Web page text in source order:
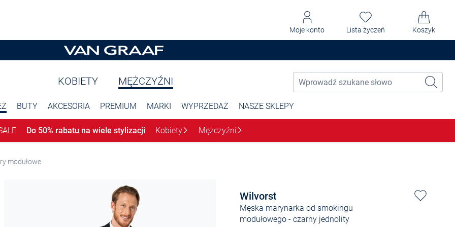
Moje konto Lista życzeń Koszyk
KOBIETY MĘŻCZYŹNI
BUTY AKCESORIA PREMIUM MARKI WYPRZEDAŻ NASZE SKLEPY
Do 50% rabatu na wiele stylizacji Kobiety Mężczyźni
modułowe
Wilvorst
Męska marynarka od smokingu
modułowego- czarny jednolity